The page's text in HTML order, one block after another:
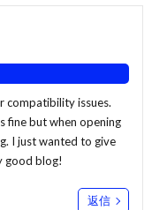
compatibility issues.
fine but when opening
I just wanted to give
good blog!
返信